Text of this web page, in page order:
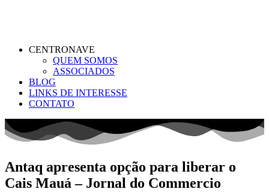
CENTRONAVE
QUEM SOMOS
ASSOCIADOS
BLOG
LINKS DE INTERESSE
CONTATO
Antaq apresenta opção para liberar o
Cais Mauá – Jornal do Commercio